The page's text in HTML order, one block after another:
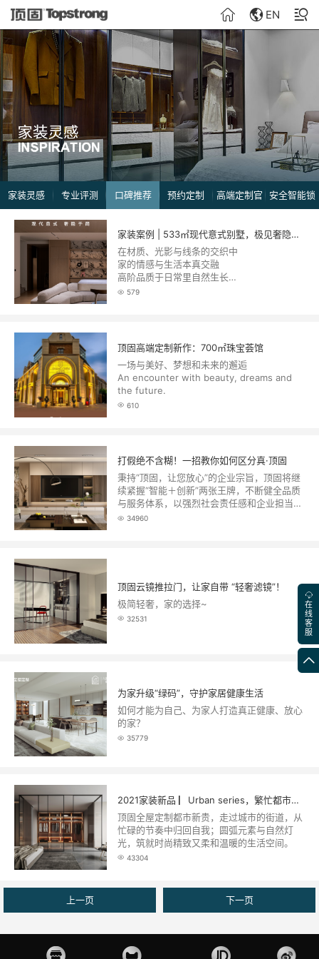
EN
家装灵感 专业评测 口碑推荐 预约定制 高端定制官 安全智能锁
家装案例 | 533㎡现代意式别墅，极见奢隐之美
在材质、光影与线条的交织中
家的情感与生活本真交融
高阶品质于日常里自然生长
构筑舒适、简约、艺术的生活场域
579
顶固高端定制新作：700㎡珠宝荟馆
一场与美好、梦想和未来的邂逅
An encounter with beauty, dreams and
the future.
610
打假绝不含糊！一招教你如何区分真·顶固
秉持“顶固，让您放心”的企业宗旨，顶固将继
续紧握“智能＋创新”两张王牌，不断健全品质
与服务体系，以强烈社会责任感和企业担当维
护消费者与自身品牌的权益，让消费者享受美
34960
顶固云镜推拉门，让家自带 “轻奢滤镜”！
极简轻奢，家的选择~
32531
为家升级“绿码”，守护家居健康生活
如何才能为自己、为家人打造真正健康、放心
的家？
35779
2021家装新品 ▏Urban series，繁忙都市人的舒适回归
顶固全屋定制都市新贵，走过城市的街道，从
忙碌的节奏中归回自我；圆弧元素与自然灯
光，筑就时尚精致又柔和温暖的生活空间。
43304
上一页 下一页
在
线
客
服